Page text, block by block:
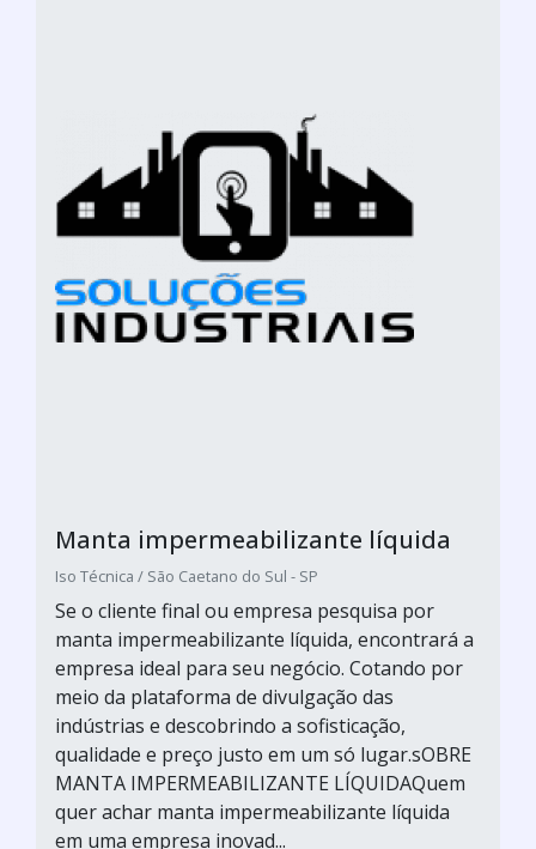
Manta impermeabilizante líquida
Iso Técnica / São Caetano do Sul - SP
Se o cliente final ou empresa pesquisa por
manta impermeabilizante líquida, encontrará a
empresa ideal para seu negócio. Cotando por
meio da plataforma de divulgação das
indústrias e descobrindo a sofisticação,
qualidade e preço justo em um só lugar.sOBRE
MANTA IMPERMEABILIZANTE LÍQUIDAQuem
quer achar manta impermeabilizante líquida
em uma empresa inovad...